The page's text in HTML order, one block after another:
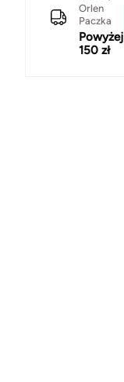
Orlen
Paczka
Powyżej
150 zł